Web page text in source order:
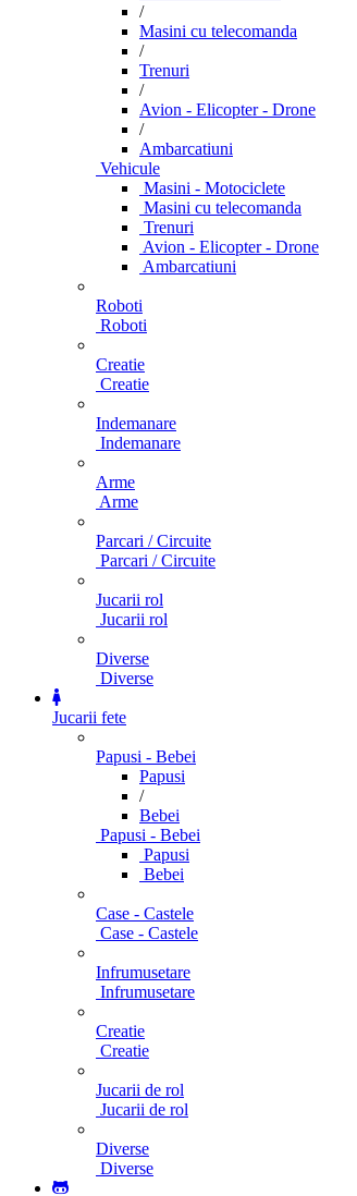
/
Masini cu telecomanda
/
Trenuri
/
Avion - Elicopter - Drone
/
Ambarcatiuni
Vehicule
Masini - Motociclete
Masini cu telecomanda
Trenuri
Avion - Elicopter - Drone
Ambarcatiuni
Roboti
Roboti
Creatie
Creatie
Indemanare
Indemanare
Arme
Arme
Parcari / Circuite
Parcari / Circuite
Jucarii rol
Jucarii rol
Diverse
Diverse
Jucarii fete
Papusi - Bebei
Papusi
/
Bebei
Papusi - Bebei
Papusi
Bebei
Case - Castele
Case - Castele
Infrumusetare
Infrumusetare
Creatie
Creatie
Jucarii de rol
Jucarii de rol
Diverse
Diverse